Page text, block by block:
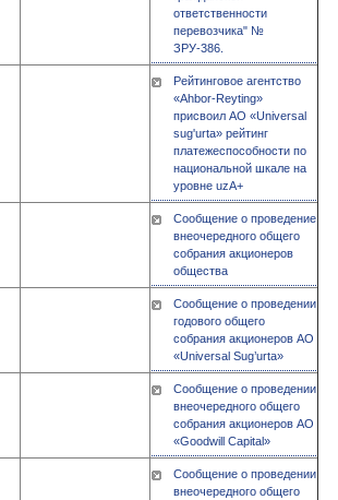
ответственности
перевозчика" №
ЗРУ-386.
Рейтинговое агентство
«Ahbor-Reyting»
присвоил АО «Universal
sug'urta» рейтинг
платежеспособности по
национальной шкале на
уровне uzA+
Сообщение о проведение
внеочередного общего
собрания акционеров
общества
Сообщение о проведении
годового общего
собрания акционеров АО
«Universal Sug’urta»
Сообщение о проведении
внеочередного общего
собрания акционеров АО
«Goodwill Capital»
Сообщение о проведении
внеочередного общего